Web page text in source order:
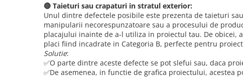
🔴 Taieturi sau crapaturi in stratul exterior:
Unul dintre defectele posibile este prezenta de taieturi
manipularii necorespunzatoare sau a procesului de
placajului inainte de a-l utiliza in proiectul tau. De obicei,
placi fiind incadrate in Categoria B, perfecte pentru
Solutie:
✅O parte dintre aceste defecte se pot slefui sau, daca
✅De asemenea, in functie de grafica proiectului,